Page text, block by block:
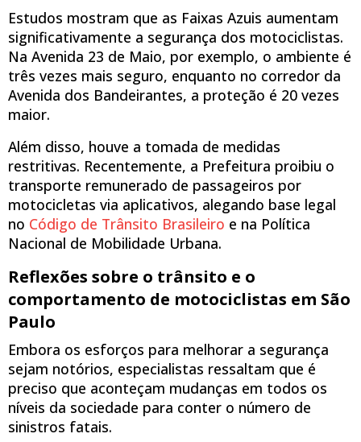
Estudos mostram que as Faixas Azuis aumentam
significativamente a segurança dos motociclistas.
Na Avenida 23 de Maio, por exemplo, o ambiente é
três vezes mais seguro, enquanto no corredor da
Avenida dos Bandeirantes, a proteção é 20 vezes
maior.
Além disso, houve a tomada de medidas
restritivas. Recentemente, a Prefeitura proibiu o
transporte remunerado de passageiros por
motocicletas via aplicativos, alegando base legal
no Código de Trânsito Brasileiro e na Política
Nacional de Mobilidade Urbana.
Reflexões sobre o trânsito e o
comportamento de motociclistas em São
Paulo
Embora os esforços para melhorar a segurança
sejam notórios, especialistas ressaltam que é
preciso que aconteçam mudanças em todos os
níveis da sociedade para conter o número de
sinistros fatais.